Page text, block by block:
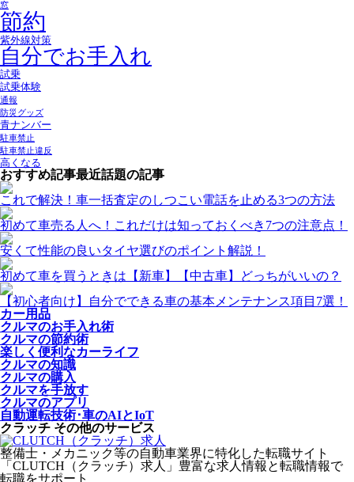
窓
節約
紫外線対策
自分でお手入れ
試乗
試乗体験
通報
防災グッズ
青ナンバー
駐車禁止
駐車禁止違反
高くなる
おすすめ記事最近話題の記事
これで解決！車一括査定のしつこい電話を止める3つの方法
初めて車売る人へ！これだけは知っておくべき7つの注意点！
安くて性能の良いタイヤ選びのポイント解説！
初めて車を買うときは【新車】【中古車】どっちがいいの？
【初心者向け】自分でできる車の基本メンテナンス項目7選！
カー用品
クルマのお手入れ術
クルマの節約術
楽しく便利なカーライフ
クルマの知識
クルマの購入
クルマを手放す
クルマのアプリ
自動運転技術･車のAIとIoT
クラッチ その他のサービス
整備士・メカニック等の自動車業界に特化した転職サイト
「CLUTCH（クラッチ）求人」豊富な求人情報と転職情報で
転職をサポート